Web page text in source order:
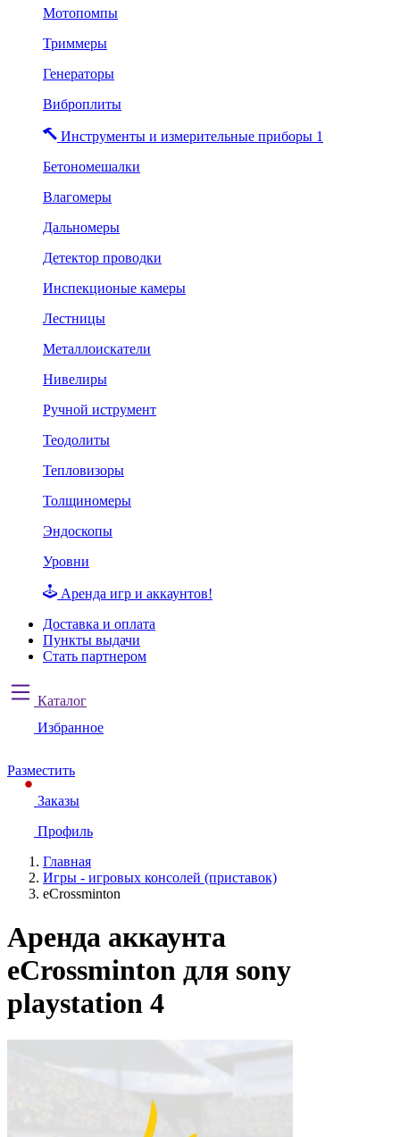
Мотопомпы
Триммеры
Генераторы
Виброплиты
Инструменты и измерительные приборы 1
Бетономешалки
Влагомеры
Дальномеры
Детектор проводки
Инспекционые камеры
Лестницы
Металлоискатели
Нивелиры
Ручной иструмент
Теодолиты
Тепловизоры
Толщиномеры
Эндоскопы
Уровни
Аренда игр и аккаунтов!
Доставка и оплата
Пункты выдачи
Стать партнером
Каталог
Избранное
Разместить
Заказы
Профиль
Главная
Игры - игровых консолей (приставок)
eCrossminton
Аренда аккаунта
eCrossminton для sony
playstation 4